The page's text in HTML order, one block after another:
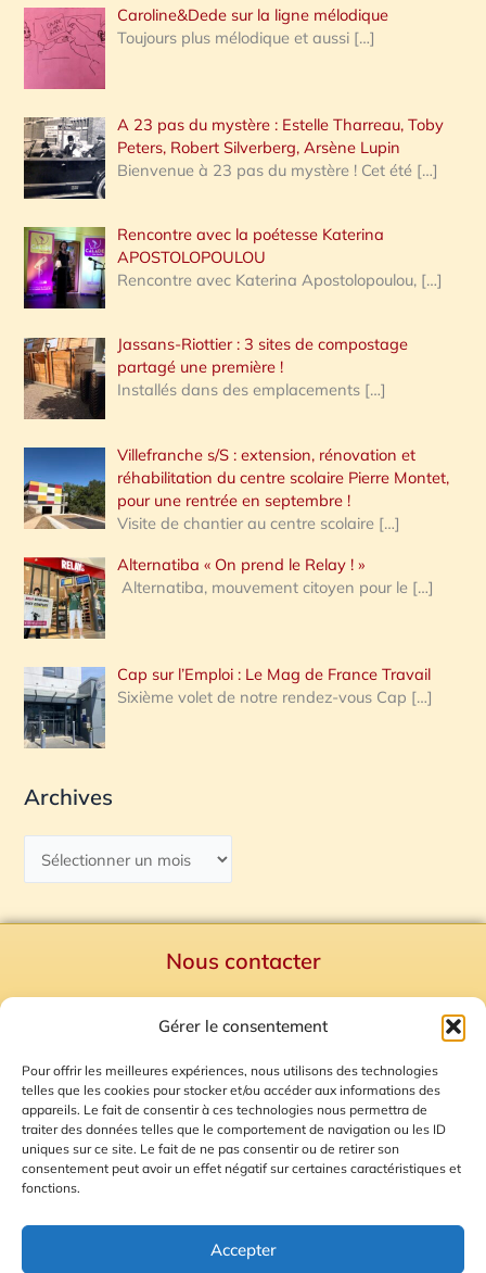
Gérer le consentement
Pour offrir les meilleures expériences, nous utilisons des technologies
telles que les cookies pour stocker et/ou accéder aux informations des
appareils. Le fait de consentir à ces technologies nous permettra de
traiter des données telles que le comportement de navigation ou les ID
uniques sur ce site. Le fait de ne pas consentir ou de retirer son
consentement peut avoir un effet négatif sur certaines caractéristiques et
fonctions.
Accepter
Caroline&Dede sur la ligne mélodique
Toujours plus mélodique et aussi […]
A 23 pas du mystère : Estelle Tharreau, Toby
Peters, Robert Silverberg, Arsène Lupin
Bienvenue à 23 pas du mystère ! Cet été […]
Rencontre avec la poétesse Katerina
APOSTOLOPOULOU
Rencontre avec Katerina Apostolopoulou, […]
Jassans-Riottier : 3 sites de compostage
partagé une première !
Installés dans des emplacements […]
Villefranche s/S : extension, rénovation et
réhabilitation du centre scolaire Pierre Montet,
pour une rentrée en septembre !
Visite de chantier au centre scolaire […]
Alternatiba « On prend le Relay ! »
Alternatiba, mouvement citoyen pour le […]
Cap sur l’Emploi : Le Mag de France Travail
Sixième volet de notre rendez-vous Cap […]
Archives
Nous contacter
Mentions Légales
Plan du site
Gestion des Cookies